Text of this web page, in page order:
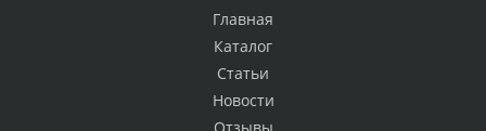
Главная
Каталог
Статьи
Новости